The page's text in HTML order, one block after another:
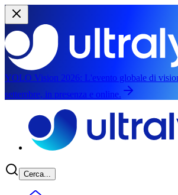
YOLO Vision 2026: L'evento globale di
settembre, in presenza e online.
Cerca...